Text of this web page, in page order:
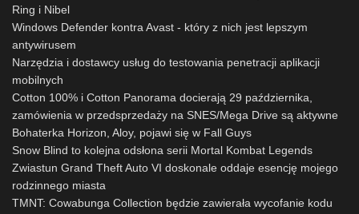
Ring i Nibel
Windows Defender kontra Avast - który z nich jest lepszym
antywirusem
Narzędzia i dostawcy usług do testowania penetracji aplikacji
mobilnych
Cotton 100% i Cotton Panorama docierają 29 października,
zamówienia w przedsprzedaży na SNES/Mega Drive są aktywne
Bohaterka Horizon, Aloy, pojawi się w Fall Guys
Snow Blind to kolejna odsłona serii Mortal Kombat Legends
Zwiastun Grand Theft Auto VI doskonale oddaje esencję mojego
rodzinnego miasta
TMNT: Cowabunga Collection będzie zawierała wycofanie kodu